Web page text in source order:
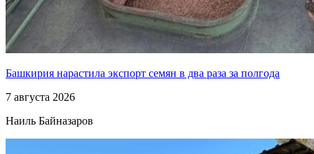
Башкирия нарастила экспорт семян в два раза за полгода
7 августа 2026
Наиль Байназаров